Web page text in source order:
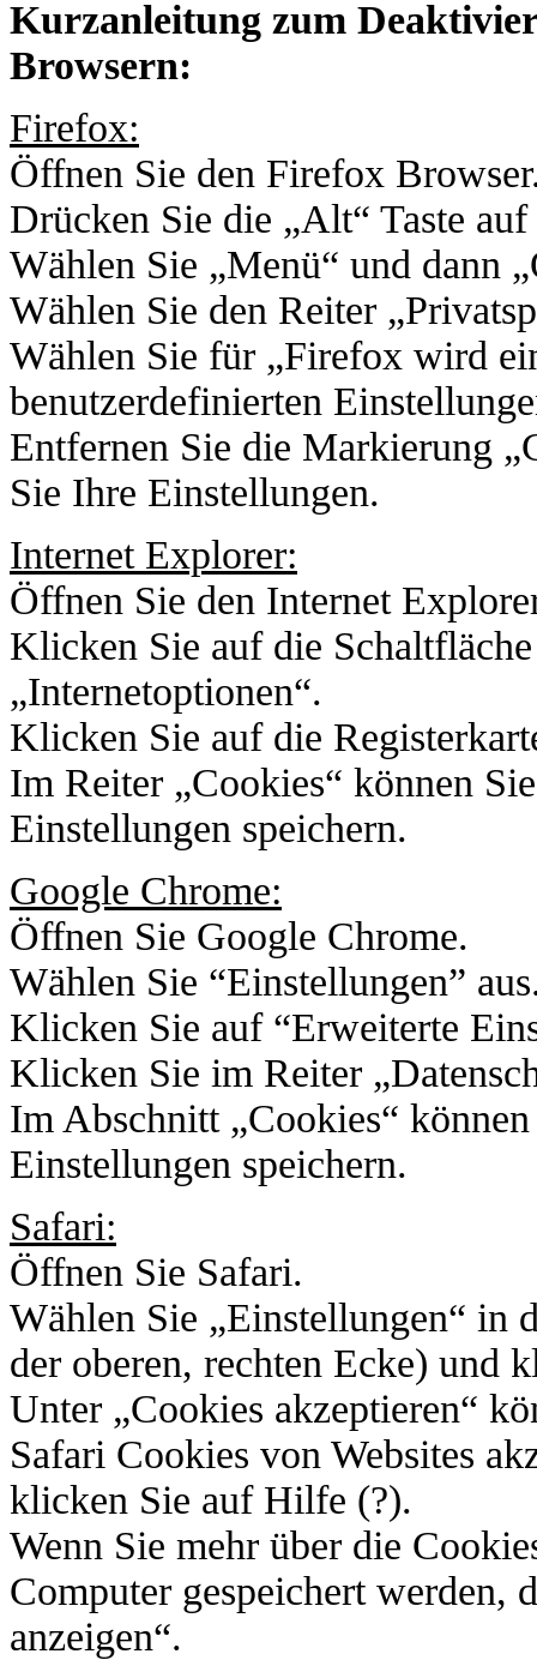
Kurzanleitung zum
Browsern:
Firefox:
Öffnen Sie den Firefox
Drücken Sie die „Alt“ Taste
Wählen Sie „Menü“ und dann
Wählen Sie den Reiter
Wählen Sie für „Firefox wird
benutzerdefinierten
Entfernen Sie die Markierung
Sie Ihre Einstellungen.
Internet Explorer:
Öffnen Sie den Internet
Klicken Sie auf die
„Internetoptionen“.
Klicken Sie auf die
Im Reiter „Cookies“ können
Einstellungen speichern.
Google Chrome:
Öffnen Sie Google Chrome.
Wählen Sie “Einstellungen”
Klicken Sie auf “Erweiterte
Klicken Sie im Reiter
Im Abschnitt „Cookies“
Einstellungen speichern.
Safari:
Öffnen Sie Safari.
Wählen Sie „Einstellungen“ in
der oberen, rechten Ecke) und
Unter „Cookies akzeptieren“
Safari Cookies von Websites
klicken Sie auf Hilfe (?).
Wenn Sie mehr über die
Computer gespeichert werden,
anzeigen“.